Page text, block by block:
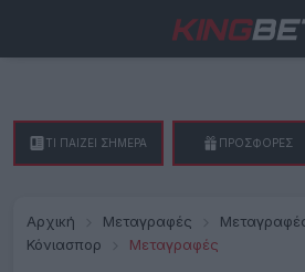
Αρχική Μεταγραφές
Κόνιασπορ
Μεταγραφές
ΤΙ ΠΑΙΖΕΙ ΣΗΜΕΡΑ ΠΡΟΣΦΟΡΕΣ